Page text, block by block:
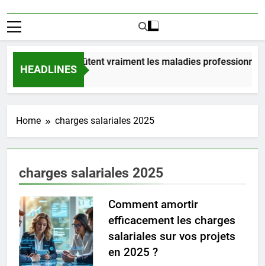
HEADLINES
Combien coûtent vraiment les maladies
3 Jours Ago
Home charges salariales 2025
charges salariales 2025
Comment amortir
efficacement les charges
salariales sur vos projets
en 2025 ?